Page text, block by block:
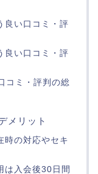
良い口コミ・評
良い口コミ・評
コミ・評判の総
メリット
の対応やセキ
入会後30日間